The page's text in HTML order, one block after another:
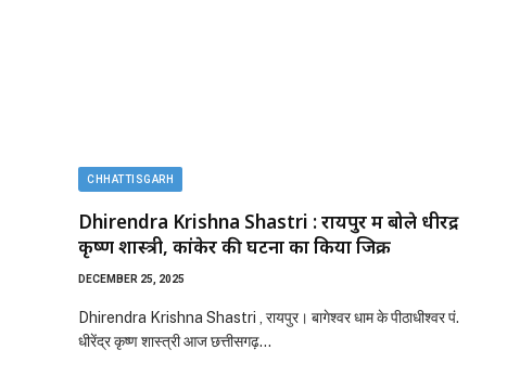
CHHATTISGARH
Dhirendra Krishna Shastri : रायपुर में बोले धीरेंद्र
कृष्ण शास्त्री, कांकेर की घटना का किया जिक्र
DECEMBER 25, 2025
Dhirendra Krishna Shastri , रायपुर। बागेश्वर धाम के पीठाधीश्वर पं.
धीरेंद्र कृष्ण शास्त्री आज छत्तीसगढ़…